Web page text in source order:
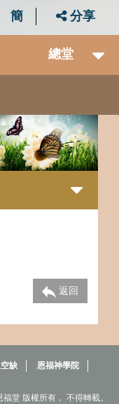
簡 分享
總堂
返回
缺
恩福神學院
堂 版權所有， 不得轉載。